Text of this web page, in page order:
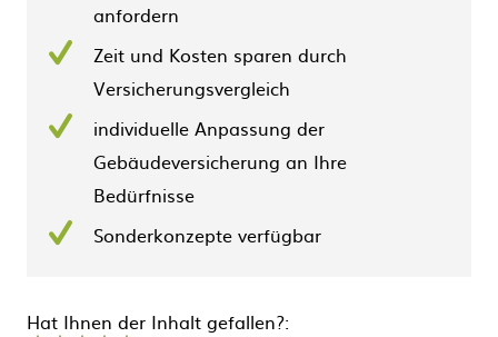
anfordern
Zeit und Kosten sparen durch
Versicherungsvergleich
individuelle Anpassung der
Gebäudeversicherung an Ihre
Bedürfnisse
Sonderkonzepte verfügbar
Hat Ihnen der Inhalt gefallen?: